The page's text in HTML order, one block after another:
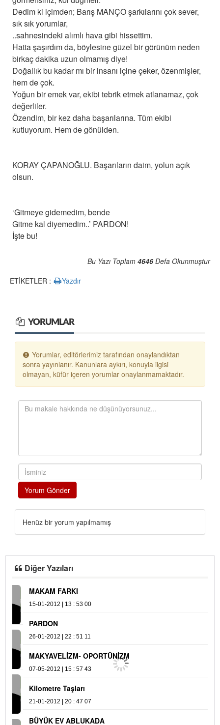
Dedim ki içimden; Barış MANÇO şarkılarını çok sever,
sık sık yorumlar,
..sahnesindeki alımlı hava gibi hissettim.
Hatta şaşırdım da, böylesine güzel bir görünüm neden
birkaç dakika uzun olmamış diye!
Doğallık bu kadar mı bir insanı içine çeker, özenmişler,
hem de çok.
Yoğun bir emek var, ekibi tebrik etmek atlanamaz, çok
değerliler.
Özendim, bir kez daha başarılarına. Tüm ekibi
kutluyorum. Hem de gönülden.
KORAY ÇAPANOĞLU. Başarıların daim, yolun açık
olsun.
‘Gitmeye gidemedim, bende
Gitme kal diyemedim..’ PARDON!
İşte bu!
Bu Yazı Toplam 4646 Defa Okunmuştur
ETİKETLER :
Yazdır
YORUMLAR
Yorumlar, editörlerimiz tarafından onaylandıktan
sonra yayınlanır. Kanunlara aykırı, konuyla ilgisi
olmayan, küfür içeren yorumlar onaylanmamaktadır.
Yorum Gönder
Henüz bir yorum yapılmamış
Diğer Yazıları
MAKAM FARKI
15-01-2012 | 13 : 53 00
PARDON
26-01-2012 | 22 : 51 11
07-05-2012 | 15 : 57 43